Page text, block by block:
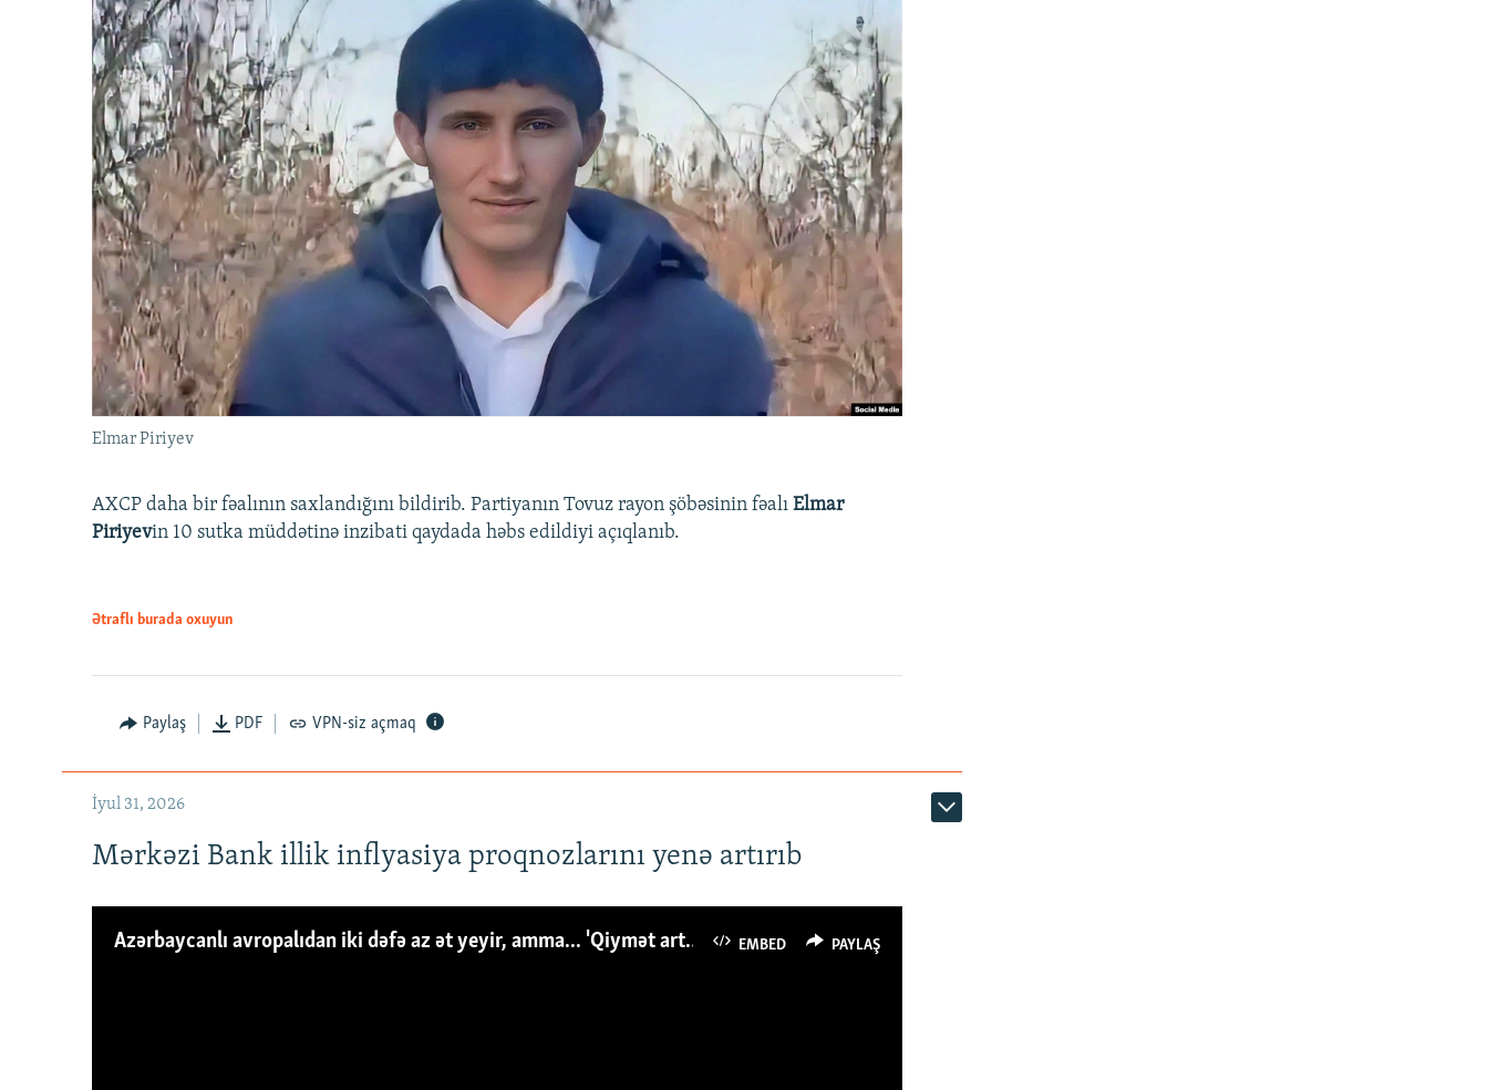
Elmar Piriyev
AXCP daha bir fəalının saxlandığını bildirib. Partiyanın Tovuz rayon şöbəsinin fəalı Elmar
Piriyevin 10 sutka müddətinə inzibati qaydada həbs edildiyi açıqlanıb.
Ətraflı burada oxuyun
Paylaş PDF VPN-siz açmaq
İyul 31, 2026
Mərkəzi Bank illik inflyasiya proqnozlarını yenə artırıb
EMBED PAYLAŞ
Azərbaycanlı avropalıdan iki dəfə az ət yeyir, amma... 'Qiymət artımı qaçılmazdır'